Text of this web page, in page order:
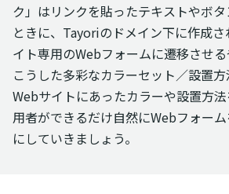
ク」はリンクを貼ったテキストやボ
ときに、Tayoriのドメイン下に作成
イト専用のWebフォームに遷移させる
こうした多彩なカラーセット／設置
Webサイトにあったカラーや設置方
用者ができるだけ自然にWebフォー
にしていきましょう。